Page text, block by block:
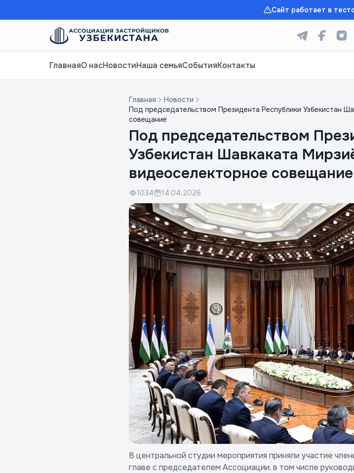
Сайт работает в
ГлавнаяО насНовостиНаша семьяСобытияКонтакты
Главная
Новости
Под председательством Президента Республики Узбекистан
совещание
Под председательством
Узбекистан Шавкаката
видеоселекторное совещание
1034 14.04.2026
В центральной студии мероприятия приняли участие
главе с председателем Ассоциации, в том числе